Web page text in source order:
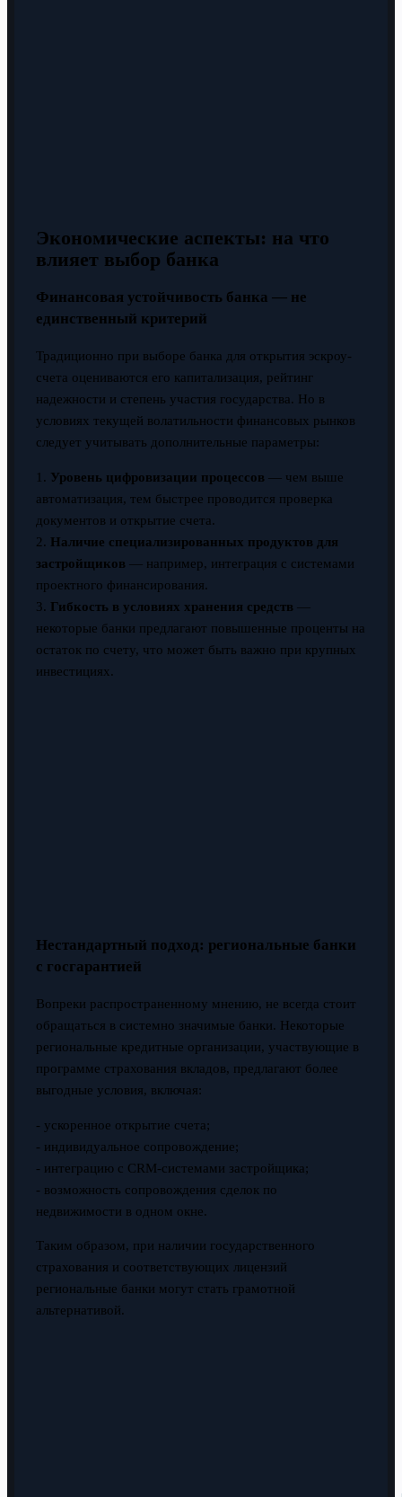
Экономические аспекты: на что
влияет выбор банка
Финансовая устойчивость банка — не
единственный критерий
Традиционно при выборе банка для открытия эскроу-
счета оцениваются его капитализация, рейтинг
надежности и степень участия государства. Но в
условиях текущей волатильности финансовых рынков
следует учитывать дополнительные параметры:
1. Уровень цифровизации процессов — чем выше
автоматизация, тем быстрее проводится проверка
документов и открытие счета.
2. Наличие специализированных продуктов для
застройщиков — например, интеграция с системами
проектного финансирования.
3. Гибкость в условиях хранения средств —
некоторые банки предлагают повышенные проценты на
остаток по счету, что может быть важно при крупных
инвестициях.
Нестандартный подход: региональные банки
с госгарантией
Вопреки распространенному мнению, не всегда стоит
обращаться в системно значимые банки. Некоторые
региональные кредитные организации, участвующие в
программе страхования вкладов, предлагают более
выгодные условия, включая:
- ускоренное открытие счета;
- индивидуальное сопровождение;
- интеграцию с CRM-системами застройщика;
- возможность сопровождения сделок по
недвижимости в одном окне.
Таким образом, при наличии государственного
страхования и соответствующих лицензий
региональные банки могут стать грамотной
альтернативой.